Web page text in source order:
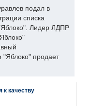
подал в
списка
Лидер ЛДПР
"Яблоко" продает
к качеству